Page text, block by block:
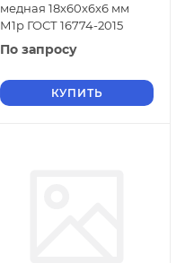
медная 18x60x6x6 мм
М1р ГОСТ 16774-2015
По запросу
КУПИТЬ